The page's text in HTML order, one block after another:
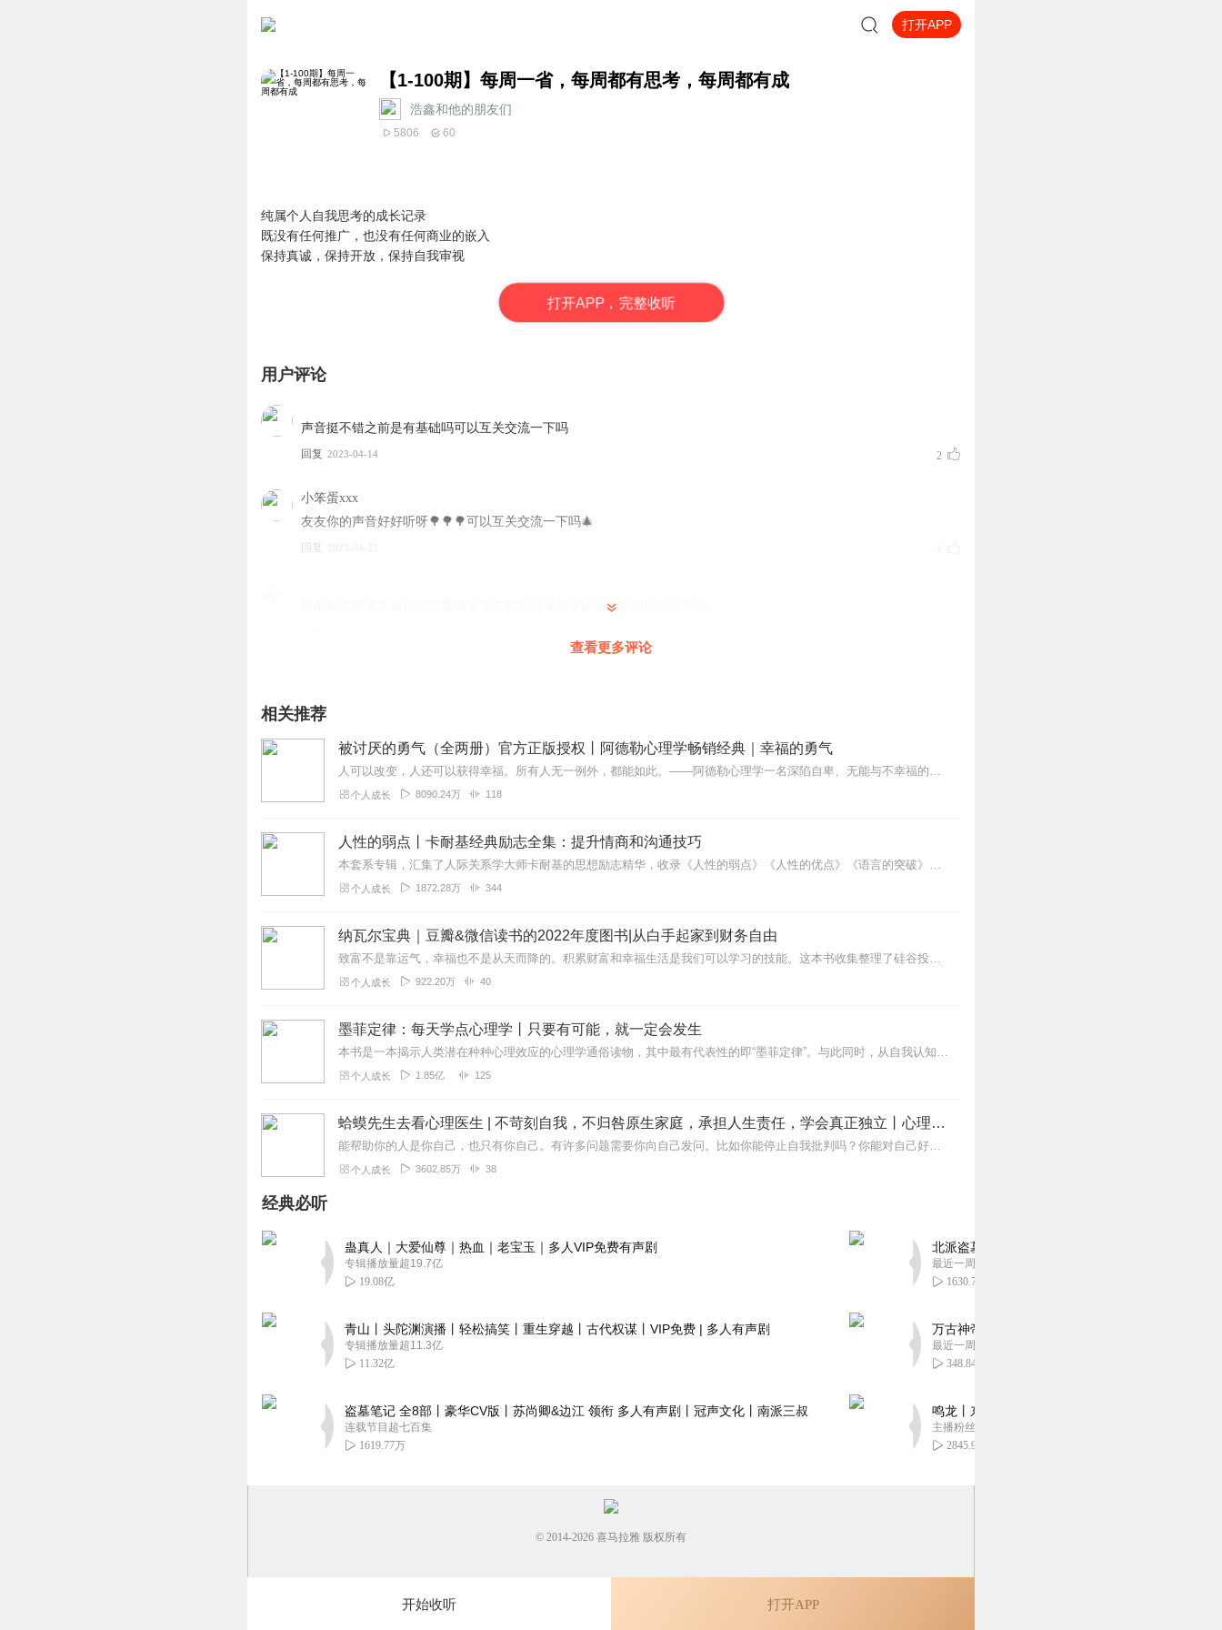
打开APP
【1-100期】每周一省，每周都有思考，每周都有成
浩鑫和他的朋友们
5806 60
纯属个人自我思考的成长记录
既没有任何推广，也没有任何商业的嵌入
保持真诚，保持开放，保持自我审视
打开APP，完整收听
用户评论
声音挺不错之前是有基础吗可以互关交流一下吗
回复 2023-04-14 2
小笨蛋xxx
友友你的声音好好听呀🌳🌳🌳可以互关交流一下吗🎄
回复
很不错呀发音标准语气节奏把握非常好可以互关交流向你学习吗👋👋👋👋
查看更多评论
相关推荐
被讨厌的勇气（全两册）官方正版授权丨阿德勒心理学畅销经典｜幸福的勇气
人可以改变，人还可以获得幸福。所有人无一例外，都能如此。——阿德勒心理学一名深陷自卑、无能与不幸福的青年，听到了一名哲人主张的“世界无比单纯，人人都能幸福”便来...
个人成长 8090.24万 118
人性的弱点丨卡耐基经典励志全集：提升情商和沟通技巧
本套系专辑，汇集了人际关系学大师卡耐基的思想励志精华，收录《人性的弱点》《人性的优点》《语言的突破》《美好的人生》《快乐的人生》等所有经典！是卡耐基的经典合辑，...
个人成长 1872.28万 344
纳瓦尔宝典｜豆瓣&微信读书的2022年度图书|从白手起家到财务自由
致富不是靠运气，幸福也不是从天而降的。积累财富和幸福生活是我们可以学习的技能。这本书收集整理了硅谷投资人纳瓦尔在过去十年里通过推特、播客和采访等方式分享的人生智...
个人成长 922.20万 40
墨菲定律：每天学点心理学丨只要有可能，就一定会发生
本书是一本揭示人类潜在种种心理效应的心理学通俗读物，其中最有代表性的即“墨菲定律”。与此同时，从自我认知、经济管理等方面入手，作者引出了数十条对现代人工作和生活...
个人成长 1.85亿 125
蛤蟆先生去看心理医生 | 不苛刻自我，不归咎原生家庭，承担人生责任，学会真正独立丨心理学心理咨询入门读物
能帮助你的人是你自己，也只有你自己。有许多问题需要你向自己发问。比如你能停止自我批判吗？你能对自己好一些吗？也许最重要的问题是，你能开始爱自己吗？书中金句一个...
个人成长 3602.85万 38
经典必听
蛊真人｜大爱仙尊｜热血｜老宝玉｜多人VIP免费有声剧
专辑播放量超19.7亿
19.08亿
青山丨头陀渊演播丨轻松搞笑丨重生穿越丨古代权谋丨VIP免费 | 多人有声剧
专辑播放量超11.3亿
11.32亿
盗墓笔记 全8部丨豪华CV版丨苏尚卿&边江 领衔 多人有声剧丨冠声文化丨南派三叔
连载节目超七百集
1619.77万
北派盗墓笔记丨头陀渊出品丨悬疑灵异丨摸金校尉
最近一周更新
1630.72万
万古神帝丨玄幻丨热血丨紫襟团队演播丨多人有声
最近一周更新
348.84万
鸣龙丨东方玄幻丨紫襟团队丨轻松搞笑丨多人有声
主播粉丝2836万
2845.92万
开始收听 打开APP
© 2014-2026 喜马拉雅 版权所有